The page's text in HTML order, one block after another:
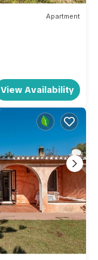
Apartment
View Availability